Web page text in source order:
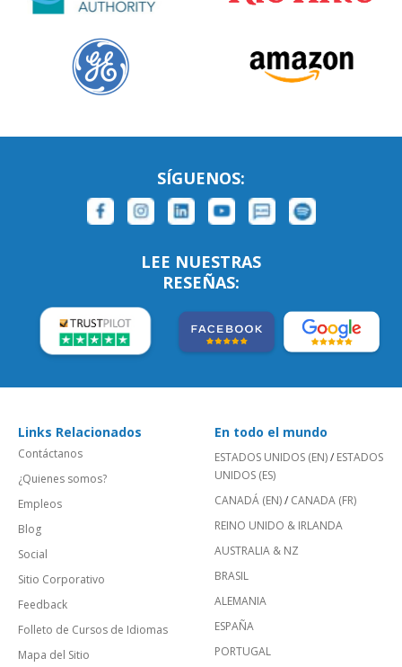
SÍGUENOS:
LEE NUESTRAS
RESEÑAS:
Links Relacionados
Contáctanos
¿Quienes somos?
Empleos
Blog
Social
Sitio Corporativo
Feedback
Folleto de Cursos de Idiomas
Mapa del Sitio
En todo el mundo
ESTADOS UNIDOS (EN)/ ESTADOS
UNIDOS (ES)
CANADÁ (EN)/ CANADA (FR)
REINO UNIDO & IRLANDA
AUSTRALIA & NZ
BRASIL
ALEMANIA
ESPAÑA
PORTUGAL